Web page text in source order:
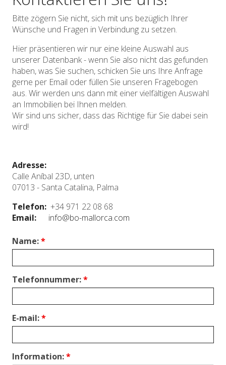
Bitte zögern Sie nicht, sich mit uns bezüglich Ihrer
Wünsche und Fragen in Verbindung zu setzen.
Hier präsentieren wir nur eine kleine Auswahl aus
unserer Datenbank - wenn Sie also nicht das gefunden
haben, was Sie suchen, schicken Sie uns Ihre Anfrage
gerne per Email oder füllen Sie unseren Fragebogen
aus. Wir werden uns dann mit einer vielfältigen Auswahl
an Immobilien bei Ihnen melden.
Wir sind uns sicher, dass das Richtige für Sie dabei sein
wird!
Adresse:
Calle Aníbal 23D, unten
07013 - Santa Catalina, Palma
Telefon: +34 971 22 08 68
Email:
info@bo-mallorca.com
Name:*
Telefonnummer:*
E-mail:*
Information:*